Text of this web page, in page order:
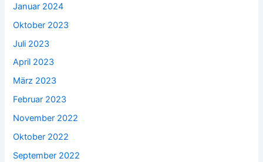
Januar 2024
Oktober 2023
Juli 2023
April 2023
März 2023
Februar 2023
November 2022
Oktober 2022
September 2022